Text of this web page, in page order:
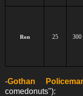
Ron 25 300
-Gothan
comedonuts"):